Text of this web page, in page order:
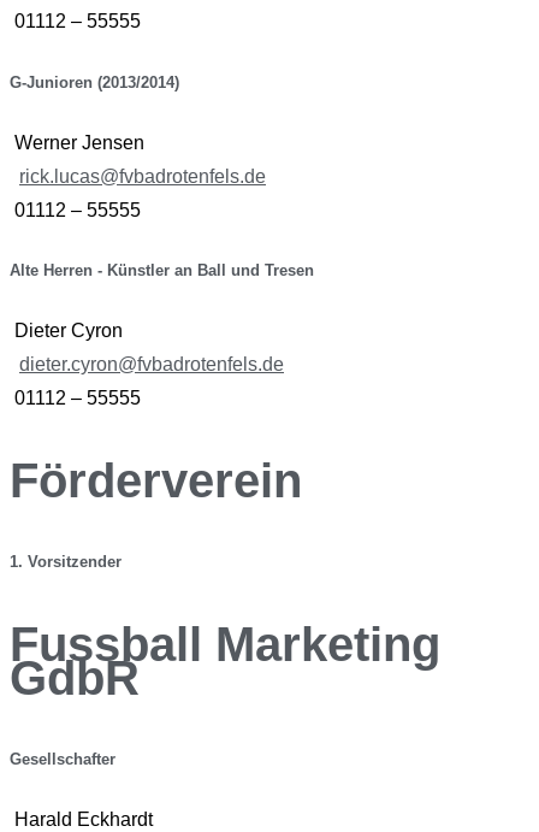
01112 – 55555
G-Junioren (2013/2014)
Werner Jensen
rick.lucas@fvbadrotenfels.de
01112 – 55555
Alte Herren - Künstler an Ball und Tresen
Dieter Cyron
dieter.cyron@fvbadrotenfels.de
01112 – 55555
Förderverein
1. Vorsitzender
Fussball Marketing
GdbR
Gesellschafter
Harald Eckhardt